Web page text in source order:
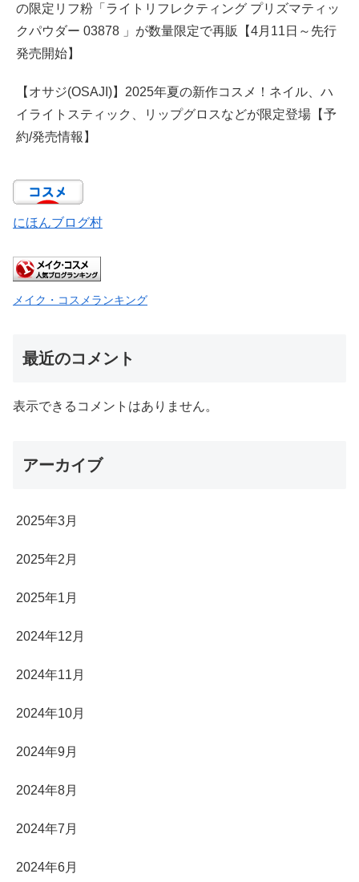
の限定リフ粉「ライトリフレクティング プリズマティッ
クパウダー 03878 」が数量限定で再販【4月11日～先行
発売開始】
【オサジ(OSAJI)】2025年夏の新作コスメ！ネイル、ハ
イライトスティック、リップグロスなどが限定登場【予
約/発売情報】
にほんブログ村
メイク・コスメランキング
最近のコメント
表示できるコメントはありません。
アーカイブ
2025年3月
2025年2月
2025年1月
2024年12月
2024年11月
2024年10月
2024年9月
2024年8月
2024年7月
2024年6月